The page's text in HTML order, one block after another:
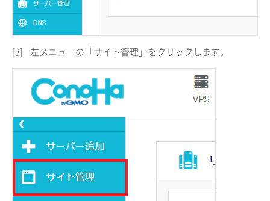
[3] 左メニューの「サイト管理」をクリックします。